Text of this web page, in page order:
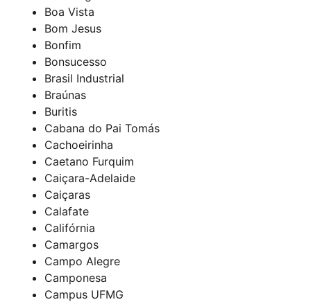
Boa Vista
Bom Jesus
Bonfim
Bonsucesso
Brasil Industrial
Braúnas
Buritis
Cabana do Pai Tomás
Cachoeirinha
Caetano Furquim
Caiçara-Adelaide
Caiçaras
Calafate
Califórnia
Camargos
Campo Alegre
Camponesa
Campus UFMG